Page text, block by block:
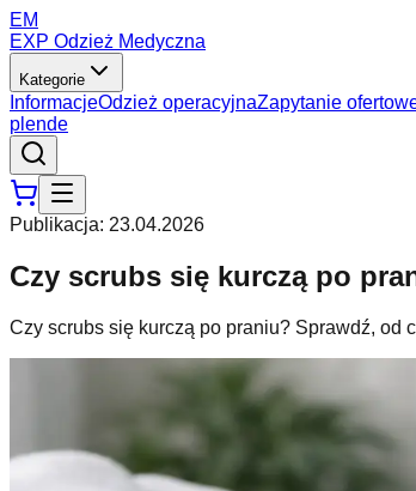
EM
EXP Odzież Medyczna
Kategorie
InformacjeOdzież operacyjnaZapytanie
pl ende
Publikacja: 23.04.2026
Czy scrubs się kurczą po
Czy scrubs się kurczą po praniu? Sprawdź, od